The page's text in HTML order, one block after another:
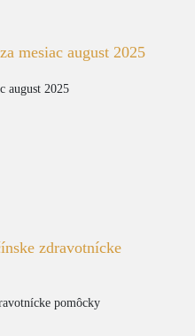
mesiac august 2025
august 2025
zdravotnícke
pomôcky